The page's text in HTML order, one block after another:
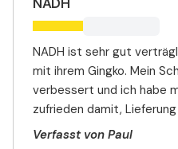
NADH ist sehr gut
mit ihrem Gingko. Mein
verbessert und ich habe
zufrieden damit, Lieferung
Verfasst von Paul